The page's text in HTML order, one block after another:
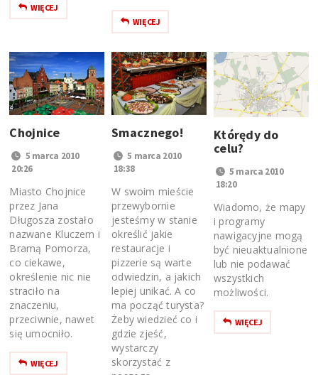
WIĘCEJ
WIĘCEJ
Chojnice
5 marca 2010
20:26
Miasto Chojnice
przez Jana
Długosza zostało
nazwane Kluczem i
Bramą Pomorza,
co ciekawe,
określenie nic nie
straciło na
znaczeniu,
przeciwnie, nawet
się umocniło.
WIĘCEJ
Smacznego!
5 marca 2010
18:38
W swoim mieście
przewybornie
jesteśmy w stanie
określić jakie
restauracje i
pizzerie są warte
odwiedzin, a jakich
lepiej unikać. A co
ma począć turysta?
Żeby wiedzieć co i
gdzie zjeść,
wystarczy
skorzystać z
Którędy do
celu?
5 marca 2010
18:20
Wiadomo, że mapy
i programy
nawigacyjne mogą
być nieuaktualnione
lub nie podawać
wszystkich
możliwości.
WIĘCEJ